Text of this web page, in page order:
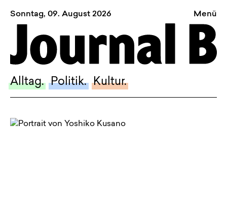
Sonntag, 09. August 2026
Alltag. Politik. Kultur.
Menü
Sagt, was Bern bewegt
Alltag.
Politik.
Kultur.
Blog.